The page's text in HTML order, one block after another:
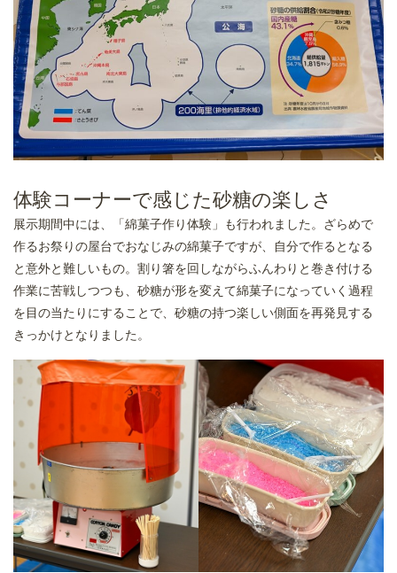
体験コーナーで感じた砂糖の楽しさ
展示期間中には、「綿菓子作り体験」も行われました。ざらめで
作るお祭りの屋台でおなじみの綿菓子ですが、自分で作るとなる
と意外と難しいもの。割り箸を回しながらふんわりと巻き付ける
作業に苦戦しつつも、砂糖が形を変えて綿菓子になっていく過程
を目の当たりにすることで、砂糖の持つ楽しい側面を再発見する
きっかけとなりました。